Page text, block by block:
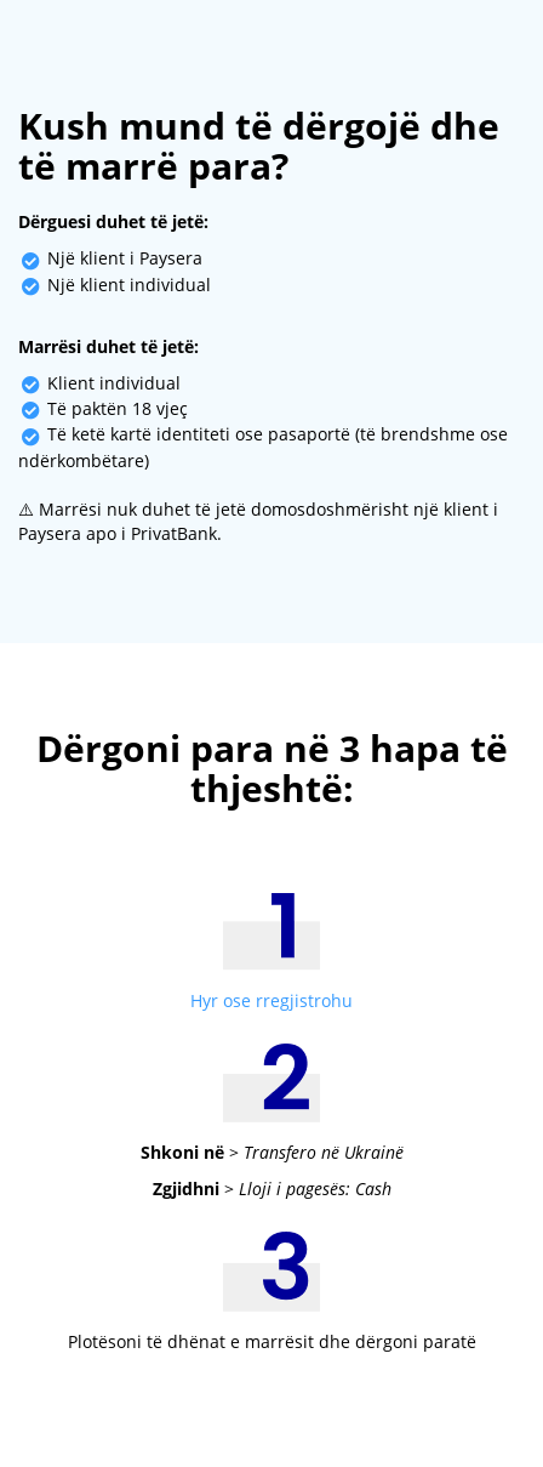
Kush mund të dërgojë dhe
të marrë para?
Dërguesi duhet të jetë:
Një klient i Paysera
Një klient individual
Marrësi duhet të jetë:
Klient individual
Të paktën 18 vjeç
Të ketë kartë identiteti ose pasaportë (të brendshme ose
ndërkombëtare)
⚠️ Marrësi nuk duhet të jetë domosdoshmërisht një klient i
Paysera apo i PrivatBank.
Dërgoni para në 3 hapa të
thjeshtë:
Hyr ose rregjistrohu
Shkoni në> Transfero në Ukrainë
Zgjidhni> Lloji i pagesës: Cash
Plotësoni të dhënat e marrësit dhe dërgoni paratë